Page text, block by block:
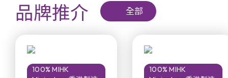
品牌推介 全部
100% MIHK
100% MIHK